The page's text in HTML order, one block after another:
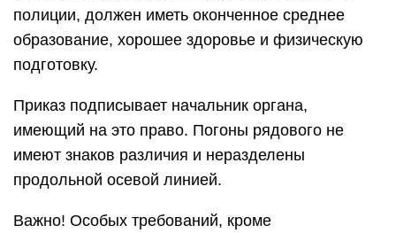
полиции, должен иметь оконченное среднее
образование, хорошее здоровье и физическую
подготовку.
Приказ подписывает начальник органа,
имеющий на это право. Погоны рядового не
имеют знаков различия и неразделены
продольной осевой линией.
Важно! Особых требований, кроме